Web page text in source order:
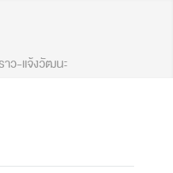
ว-แจ้งวัฒนะ